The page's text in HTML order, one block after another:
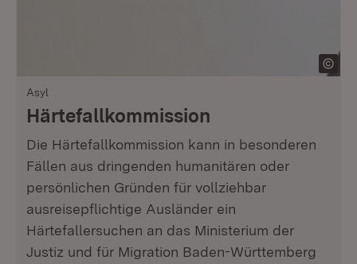
Asyl
Härtefallkommission
Die Härtefallkommission kann in besonderen
Fällen aus dringenden humanitären oder
persönlichen Gründen für vollziehbar
ausreisepflichtige Ausländer ein
Härtefallersuchen an das Ministerium der
Justiz und für Migration Baden-Württemberg